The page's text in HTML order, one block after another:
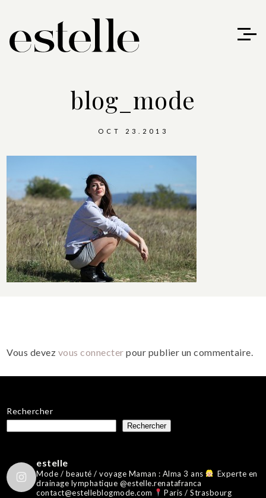
blog_mode
OCT 23.2013
Vous devez vous connecter pour publier un commentaire.
Rechercher
Rechercher
estelle
Mode / beauté / voyage Maman : Alma 3 ans
Experte en
drainage lymphatique @estelle.renatafranca
contact@estelleblogmode.com
Paris / Strasbourg